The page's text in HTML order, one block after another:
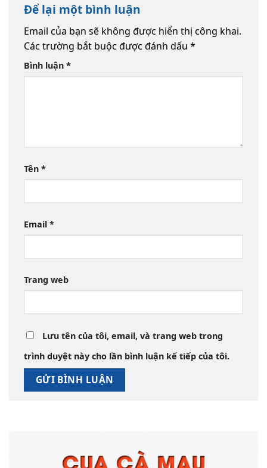
Để lại một bình luận
Email của bạn sẽ không được hiển thị công khai.
Các trường bắt buộc được đánh dấu *
Bình luận *
Tên *
Email *
Trang web
Lưu tên của tôi, email, và trang web trong
trình duyệt này cho lần bình luận kế tiếp của tôi.